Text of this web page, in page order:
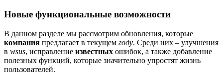
Новые функциональные возможности
В данном разделе мы рассмотрим обновления, которые
компания предлагает в текущем году. Среди них – улучшения
в wsus, исправление известных ошибок, а также добавление
полезных функций, которые значительно упростят жизнь
пользователей.